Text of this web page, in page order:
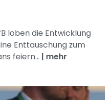
loben die Entwicklung
Enttäuschung zum
feiern... | mehr